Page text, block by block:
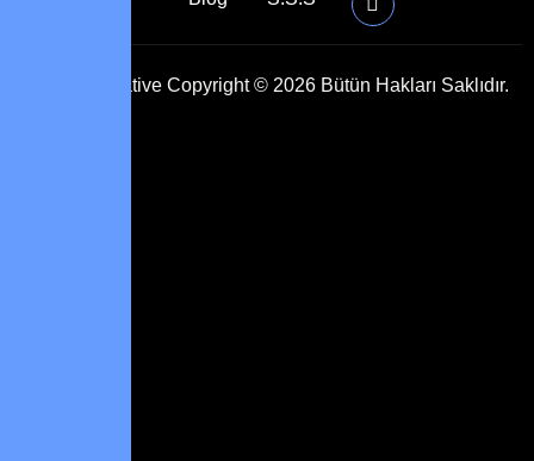
Kalyon CreativeCopyright © 2026 Bütün Hakları Saklıdır.